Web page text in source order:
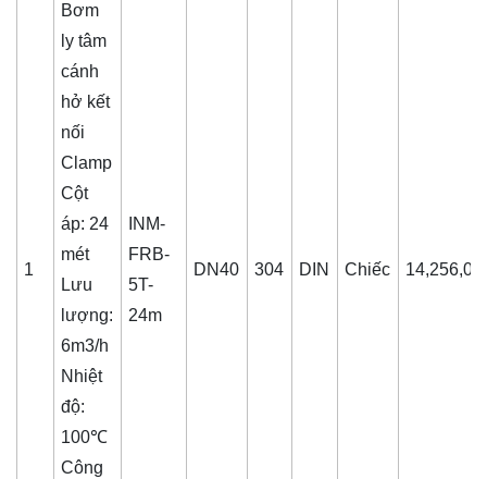
1
Bơm
ly tâm
cánh
hở kết
nối
Clamp
Cột
áp: 24
mét
Lưu
lượng:
6m3/h
Nhiệt
độ:
100℃
Công
INM-
FRB-
5T-
24m
DN40 304 DIN Chiếc